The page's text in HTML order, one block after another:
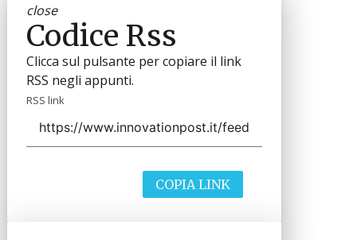
close
Codice Rss
Clicca sul pulsante per copiare il link
RSS negli appunti.
RSS link
COPIA LINK